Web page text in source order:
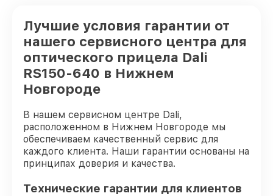
Лучшие условия гарантии от
нашего сервисного центра для
оптического прицела Dali
RS150-640 в Нижнем
Новгороде
В нашем сервисном центре Dali,
расположенном в Нижнем Новгороде мы
обеспечиваем качественный сервис для
каждого клиента. Наши гарантии основаны на
принципах доверия и качества.
Технические гарантии для клиентов